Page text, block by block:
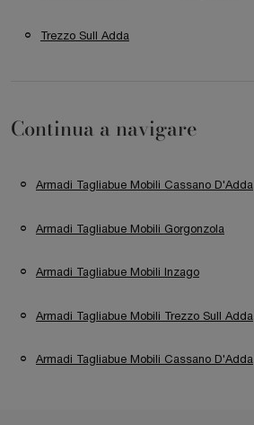
Trezzo Sull Adda
Continua a navigare
Armadi Tagliabue Mobili Cassano D'Adda
Armadi Tagliabue Mobili Gorgonzola
Armadi Tagliabue Mobili Inzago
Armadi Tagliabue Mobili Trezzo Sull Adda
Armadi Tagliabue Mobili Cassano D'Adda